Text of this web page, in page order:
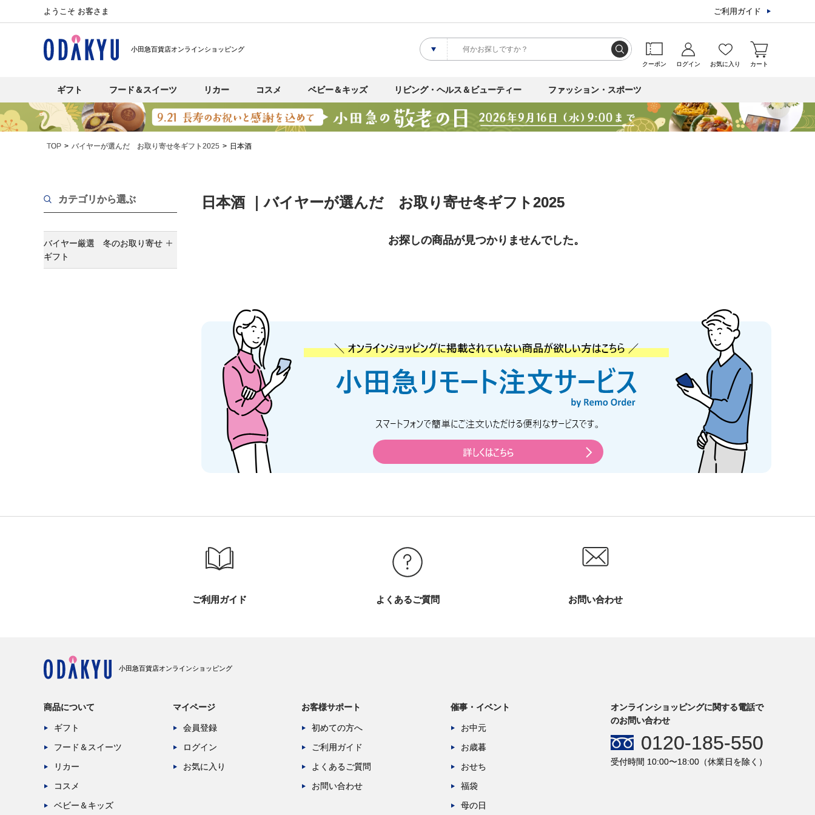
ようこそ お客さま ご利用ガイド
小田急百貨店オンラインショッピング
クーポン ログイン お気に入り カート
ギフト フード＆スイーツ リカー コスメ ベビー＆キッズ リビング・ヘルス＆ビューティー ファッション・スポーツ
TOP バイヤーが選んだ お取り寄せ冬ギフト2025 日本酒
カテゴリから選ぶ
バイヤー厳選 冬のお取り寄せ
ギフト
日本酒 ｜バイヤーが選んだ お取り寄せ冬ギフト2025
お探しの商品が見つかりませんでした。
ご利用ガイド よくあるご質問 お問い合わせ
小田急百貨店オンラインショッピング
商品について
ギフト
フード＆スイーツ
リカー
コスメ
ベビー＆キッズ
マイページ
会員登録
ログイン
お気に入り
お客様サポート
初めての方へ
ご利用ガイド
よくあるご質問
お問い合わせ
催事・イベント
お中元
お歳暮
おせち
福袋
母の日
オンラインショッピングに関する電話で
のお問い合わせ
0120-185-550
受付時間 10:00〜18:00（休業日を除く）